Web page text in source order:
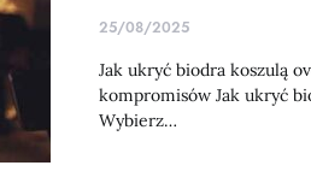
25/08/2025
Jak ukryć biodra koszulą
kompromisów Jak ukryć
Wybierz…